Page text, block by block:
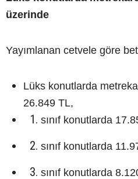
üzerinde
Yayımlanan cetvele göre
Lüks konutlarda
26.849 TL,
sınıf konutlarda
sınıf konutlarda
sınıf konutlarda